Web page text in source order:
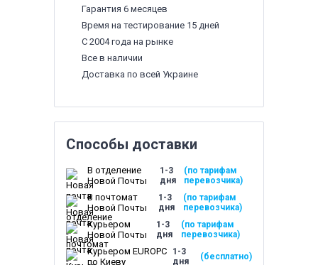
Гарантия 6 месяцев
Время на тестирование 15 дней
С 2004 года на рынке
Все в наличии
Доставка по всей Украине
Способы доставки
В отделение
Новой Почты
1-3
дня
(по тарифам
перевозчика)
В почтомат
Новой Почты
1-3
дня
(по тарифам
перевозчика)
Курьером
Новой Почты
1-3
дня
(по тарифам
перевозчика)
Курьером EUROPC
по Киеву
1-3
дня
(бесплатно)